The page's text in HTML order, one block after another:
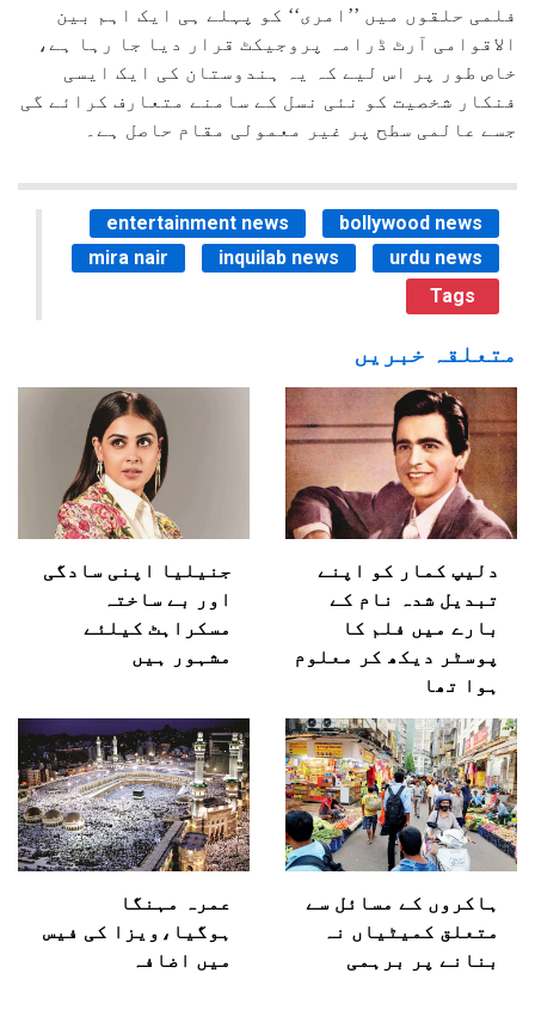
فلمی حلقوں میں ’’امری‘‘ کو پہلے ہی ایک اہم بین
الاقوامی آرٹ ڈرامہ پروجیکٹ قرار دیا جا رہا ہے،
خاص طور پر اس لیے کہ یہ ہندوستان کی ایک ایسی
فنکار شخصیت کو نئی نسل کے سامنے متعارف کرائے گی
جسے عالمی سطح پر غیر معمولی مقام حاصل ہے۔
entertainment news
bollywood news
mira nair
inquilab news
urdu news
Tags
متعلقہ خبریں
دلیپ کمار کو اپنے
تبدیل شدہ نام کے
بارے میں فلم کا
پوسٹر دیکھ کر معلوم
ہوا تھا
جنیلیا اپنی سادگی
اور بے ساختہ
مسکراہٹ کیلئے
مشہور ہیں
ہاکروں کے مسائل سے
متعلق کمیٹیاں نہ
بنانے پر برہمی
عمرہ مہنگا
ہوگیا،ویزا کی فیس
میں اضافہ